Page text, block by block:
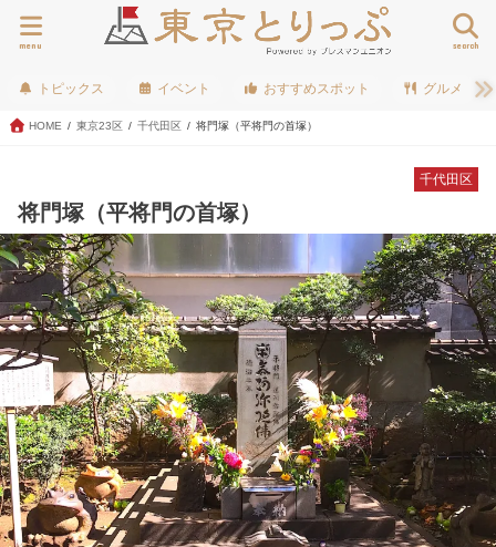
search
menu
トピックス イベント おすすめスポット グルメ
HOME 東京23区 千代田区 将門塚（平将門の首塚）
千代田区
将門塚（平将門の首塚）